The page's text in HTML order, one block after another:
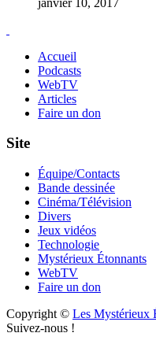
Accueil
Podcasts
WebTV
Articles
Faire un don
Site
Équipe/Contacts
Bande dessinée
Cinéma/Télévision
Divers
Jeux vidéos
Technologie
Mystérieux Étonnants
WebTV
Faire un don
Copyright © Les Mystérieux
Suivez-nous !